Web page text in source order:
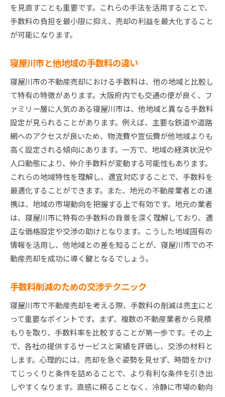
を見直すことも重要です。これらの手法を活用することで、
手数料の負担を最小限に抑え、売却の利益を最大化すること
が可能になります。
寝屋川市と他地域の手数料の違い
寝屋川市の不動産売却における手数料は、他の地域と比較し
て特有の特徴があります。大阪府内でも交通の便が良く、フ
ァミリー層に人気のある寝屋川市は、他地域と異なる手数料
設定が見られることがあります。例えば、主要な鉄道や道路
網へのアクセスが良いため、物流費や宣伝費が他地域よりも
高く設定される傾向にあります。一方で、地域の経済状況や
人口動態により、仲介手数料が変動する可能性もあります。
これらの地域特性を理解し、適宜対応することで、手数料を
最適化することができます。また、地元の不動産業者との連
携は、地域の市場動向を把握する上で有効です。地元の業者
は、寝屋川市に特有の手数料の背景を深く理解しており、適
正な価格設定や交渉の助けとなります。こうした地域固有の
情報を活用し、他地域との差を知ることが、寝屋川市での不
動産売却を成功に導く鍵となるでしょう。
手数料削減のための交渉テクニック
寝屋川市で不動産売却を考える際、手数料の削減は売主にと
って重要なポイントです。まず、複数の不動産業者から見積
もりを取り、手数料率を比較することが第一歩です。その上
で、各社の提供するサービスと実績を評価し、交渉の材料と
します。心理的には、売却を急ぐ姿勢を見せず、時間をかけ
てじっくりと条件を詰めることで、より有利な条件を引き出
しやすくなります。直感に頼ることなく、冷静に市場の動向